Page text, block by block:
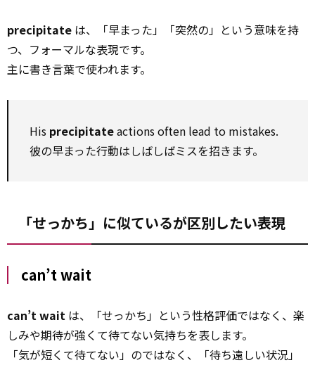
precipitate は、「早まった」「突然の」という意味を持
つ、フォーマルな表現です。
主に書き言葉で使われます。
His precipitateactions often lead to mistakes.
彼の早まった行動はしばしばミスを招きます。
「せっかち」に似ているが区別したい表現
can’t wait
can’t wait は、「せっかち」という性格評価ではなく、楽
しみや期待が強くて待てない気持ちを表します。
「気が短くて待てない」のではなく、「待ち遠しい状況」